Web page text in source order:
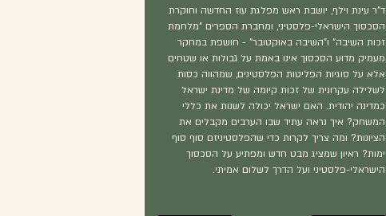
ד"ר עינת וילף, יושבת ראש מפלגת עוז החדשה וחוקרת
הסכסוך הישראלי-פלסטיני, ומחברת הספרים "מלחמת
זכות השיבה" ו"השיבה באוקטובר" - חושפת במחקר
מעמיק מדוע הסכסוך אינו באמת על גבולות או שטחים
אלא על סוגיות הפליטות הפלסטינים, שמהווה כסות
לשלילה עקרונית של זכות קיומה של מדינת ישראל
כמדינה יהודית. האם ישראל יכולה לשנות את כללי
המשחק? איך נראה עתיד שבו הערבים מקבלים את
הציונות? ומה צריך לקרות כדי שהפלסטיניזם סוף סוף
ימות? ראיון שמציג מבט חדש ומפתיע על הסכסוך
הישראלי-פלסטיני ועל הדרך לשלום אמיתי.